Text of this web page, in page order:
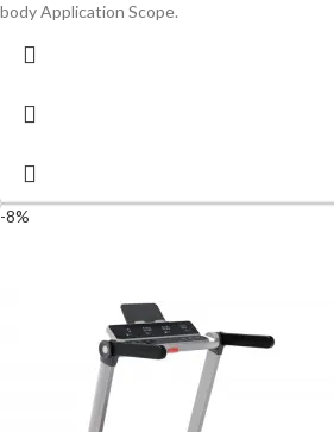
body Application Scope.
-8%